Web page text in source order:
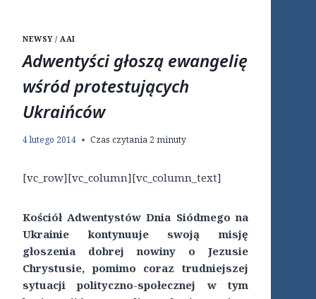
NEWSY / AAI
Adwentyści głoszą ewangelię
wśród protestujących
Ukraińców
4 lutego 2014 Czas czytania 2 minuty
[vc_row][vc_column][vc_column_text]
Kościół Adwentystów Dnia Siódmego na
Ukrainie kontynuuje swoją misję
głoszenia dobrej nowiny o Jezusie
Chrystusie, pomimo coraz trudniejszej
sytuacji polityczno-społecznej w tym